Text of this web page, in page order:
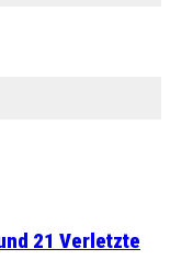
21 Verletzte